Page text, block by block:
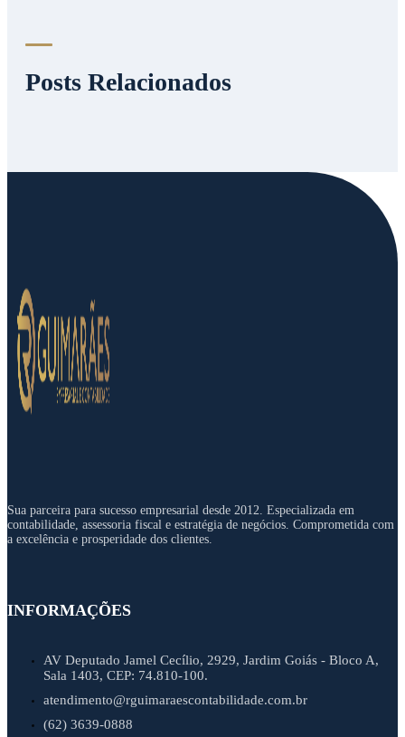
Posts Relacionados
Sua parceira para sucesso empresarial desde 2012. Especializada em
contabilidade, assessoria fiscal e estratégia de negócios. Comprometida com
a excelência e prosperidade dos clientes.
INFORMAÇÕES
AV Deputado Jamel Cecílio, 2929, Jardim Goiás - Bloco A,
Sala 1403, CEP: 74.810-100.
atendimento@rguimaraescontabilidade.com.br
(62) 3639-0888